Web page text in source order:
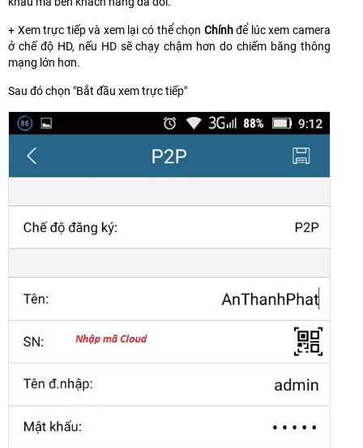
+ Xem trực tiếp và xem lại có thể chọn Chínhđể lúc xem camera
ở chế độ HD, nếu HD sẽ chạy chậm hơn do chiếm băng thông
mạng lớn hơn.
Sau đó chọn "Bắt đầu xem trực tiếp"